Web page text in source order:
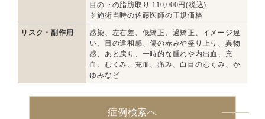
目の下の脂肪取り 110,000円(税込)
※施術当時の佐藤医師の正規価格
リスク・副作用
感染、左右差、低矯正、過矯正、イメージ違
い、目の違和感、傷の赤みや盛り上り、異物
感、あと戻り、一時的な腫れや内出血、充
血、むくみ、充血、痛み、白目のむくみ、か
ゆみなど
症例検索へ